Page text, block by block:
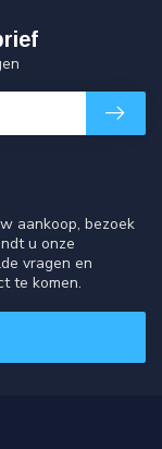
aankoop, bezoek
u onze
vragen en
te komen.